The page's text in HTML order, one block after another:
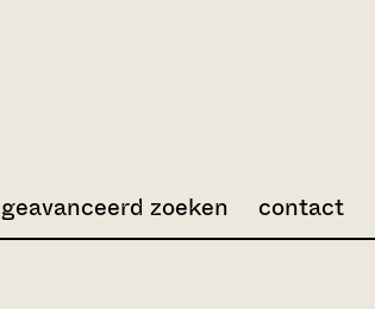
geavanceerd zoeken contact